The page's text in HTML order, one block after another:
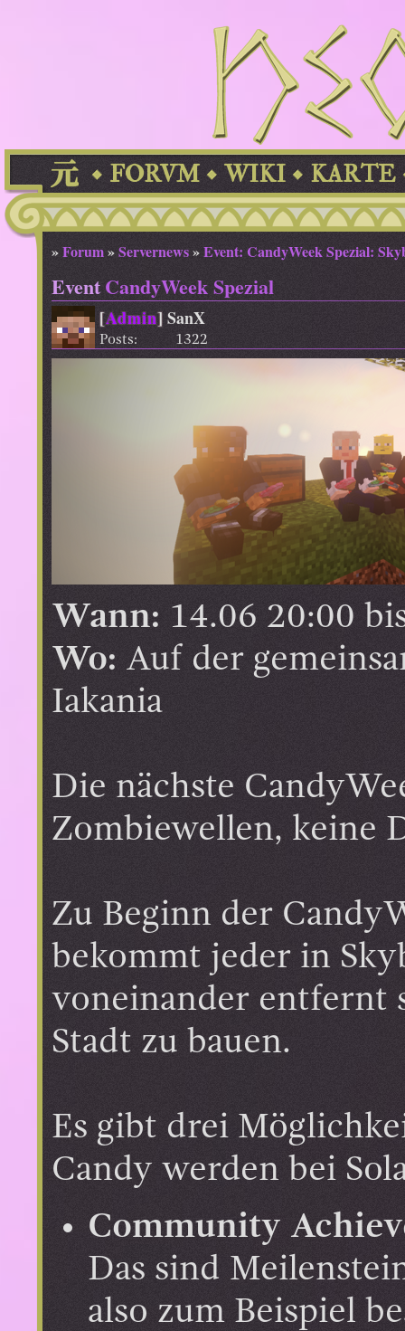
FORVM WIKI KARTE
»Forum»Servernews»Event: CandyWeek Spezial:
EventCandyWeek Spezial
[Admin]SanX
Posts: 1322
Wann: 14.06 20:00
Wo: Auf der
Iakania
Die nächste
Zombiewellen, keine
Zu Beginn der
bekommt jeder in
voneinander entfernt
Stadt zu bauen.
Es gibt drei
Candy werden bei
Community
Das sind
also zum Beispiel